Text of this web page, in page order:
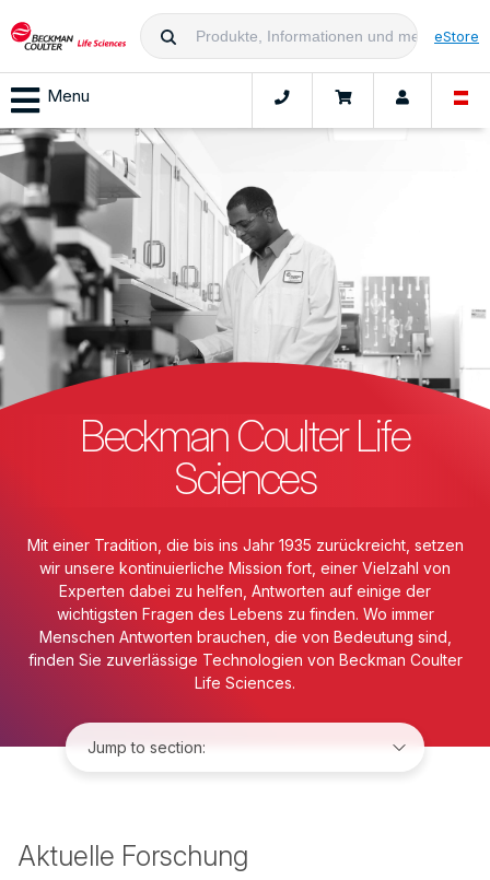
eStore
Menu
Beckman Coulter Life
Sciences
Mit einer Tradition, die bis ins Jahr 1935 zurückreicht, setzen
wir unsere kontinuierliche Mission fort, einer Vielzahl von
Experten dabei zu helfen, Antworten auf einige der
wichtigsten Fragen des Lebens zu finden. Wo immer
Menschen Antworten brauchen, die von Bedeutung sind,
finden Sie zuverlässige Technologien von Beckman Coulter
Life Sciences.
Aktuelle Forschung